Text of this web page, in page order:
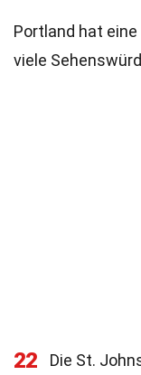
Portland hat
viele
22
Die St.